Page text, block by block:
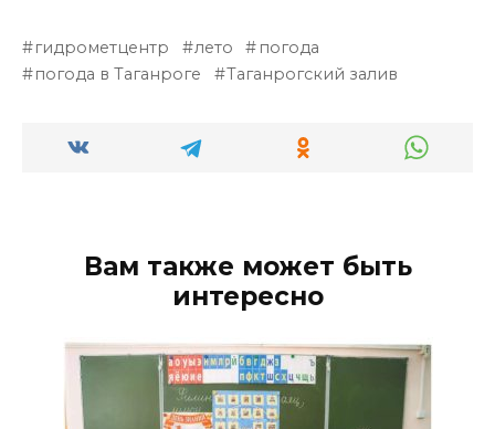
гидрометцентр лето
погода
погода в Таганроге
Таганрогский залив
Вам также может быть
интересно